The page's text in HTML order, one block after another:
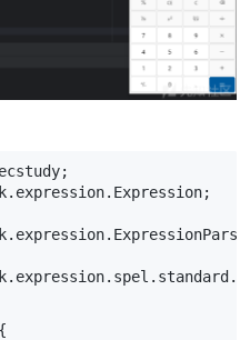
;
. expression. Expression;
. expression.
. expression. spel . standard .
{